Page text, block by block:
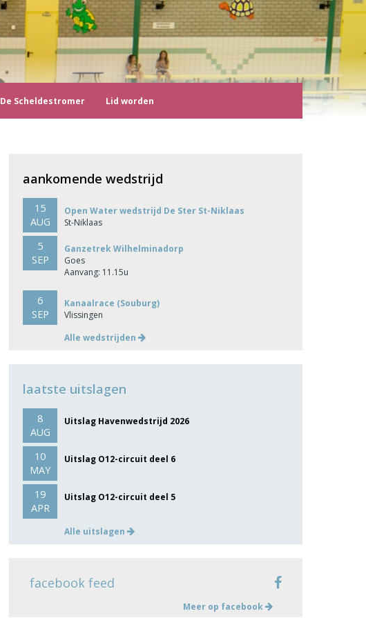
De Scheldestromer Lid worden
Next
aankomende wedstrijd
15
AUG
Open Water wedstrijd De Ster St-Niklaas
St-Niklaas
5
SEP
Ganzetrek Wilhelminadorp
Goes
Aanvang: 11.15u
6
SEP
Kanaalrace (Souburg)
Vlissingen
Alle wedstrijden
laatste uitslagen
8
AUG
Uitslag Havenwedstrijd 2026
10
MAY
Uitslag O12-circuit deel 6
19
APR
Uitslag O12-circuit deel 5
Alle uitslagen
facebook feed
Meer op facebook